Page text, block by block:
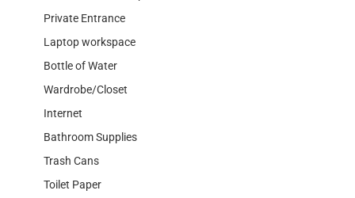
Private Entrance
Laptop workspace
Bottle of Water
Wardrobe/Closet
Internet
Bathroom Supplies
Trash Cans
Toilet Paper